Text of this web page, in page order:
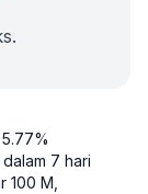
7 hari
M,